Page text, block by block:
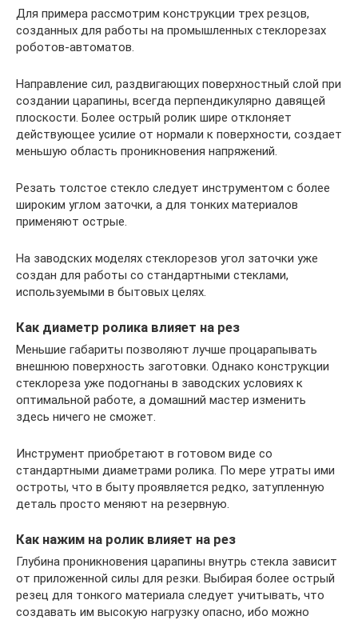
Для примера рассмотрим конструкции трех резцов,
созданных для работы на промышленных стеклорезах
роботов-автоматов.
Направление сил, раздвигающих поверхностный слой при
создании царапины, всегда перпендикулярно давящей
плоскости. Более острый ролик шире отклоняет
действующее усилие от нормали к поверхности, создает
меньшую область проникновения напряжений.
Резать толстое стекло следует инструментом с более
широким углом заточки, а для тонких материалов
применяют острые.
На заводских моделях стеклорезов угол заточки уже
создан для работы со стандартными стеклами,
используемыми в бытовых целях.
Как диаметр ролика влияет на рез
Меньшие габариты позволяют лучше процарапывать
внешнюю поверхность заготовки. Однако конструкции
стеклореза уже подогнаны в заводских условиях к
оптимальной работе, а домашний мастер изменить
здесь ничего не сможет.
Инструмент приобретают в готовом виде со
стандартными диаметрами ролика. По мере утраты ими
остроты, что в быту проявляется редко, затупленную
деталь просто меняют на резервную.
Как нажим на ролик влияет на рез
Глубина проникновения царапины внутрь стекла зависит
от приложенной силы для резки. Выбирая более острый
резец для тонкого материала следует учитывать, что
создавать им высокую нагрузку опасно, ибо можно